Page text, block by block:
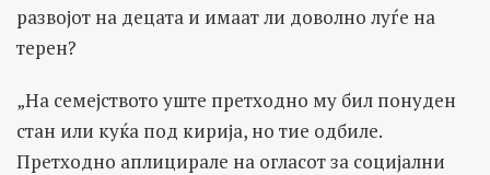
развојот на децата и имаат ли доволно луѓе на
терен?
„На семејството уште претходно му бил понуден
стан или куќа под кирија, но тие одбиле.
Претходно аплицирале на огласот за социјални